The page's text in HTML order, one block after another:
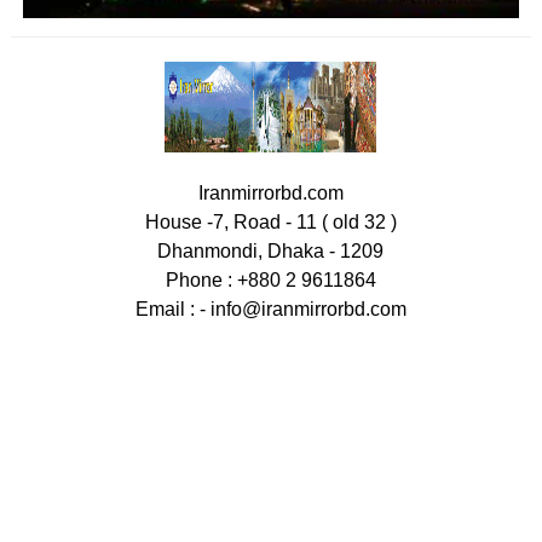
Iranmirrorbd.com
House -7, Road - 11 ( old 32 )
Dhanmondi, Dhaka - 1209
Phone : +880 2 9611864
Email : - info@iranmirrorbd.com